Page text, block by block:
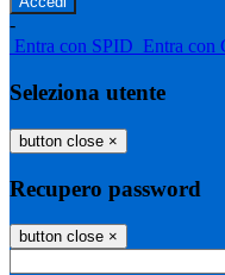
-
Entra con SPID Entra con
Seleziona utente
button close ×
Recupero password
button close ×